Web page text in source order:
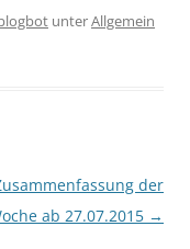
unterAllgemein
der
ab 27.07.2015 →